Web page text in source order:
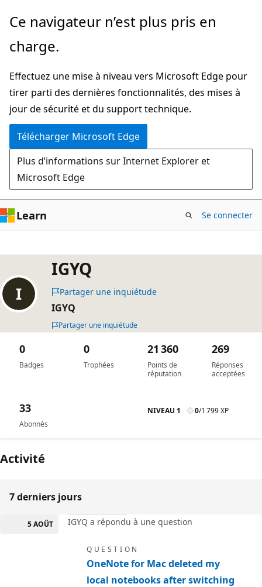
Passer
directement
au
principal
Ce navigateur n’est plus pris en
charge.
Effectuez une mise à niveau vers Microsoft Edge pour
tirer parti des dernières fonctionnalités, des mises à
jour de sécurité et du support technique.
Télécharger Microsoft Edge
Plus d’informations sur Internet Explorer et
Microsoft Edge
Learn Se connecter
IGYQ
Partager une inquiétude
IGYQ
Partager une inquiétude
Badges
0
Trophées
0
Points de
réputation
21 360
Réponses
acceptées
269
Abonnés
33 NIVEAU 1 0/1 799 XP
Activité
7 derniers jours
5 AOÛT IGYQ a répondu à une question
QUESTION
OneNote for Mac deleted my
local notebooks after switching